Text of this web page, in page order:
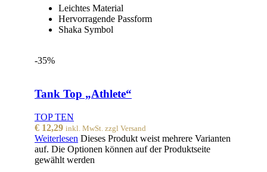
Leichtes Material
Hervorragende Passform
Shaka Symbol
-35%
Tank Top „Athlete“
TOP TEN
€ 12,29 inkl. MwSt. zzgl Versand
Weiterlesen Dieses Produkt weist mehrere Varianten
auf. Die Optionen können auf der Produktseite
gewählt werden